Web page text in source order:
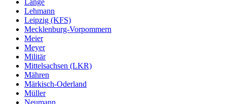
Lehmann
Leipzig (KFS)
Mecklenburg-Vorpommern
Meier
Meyer
Militär
Mittelsachsen (LKR)
Mähren
Märkisch-Oderland
Müller
Neumann